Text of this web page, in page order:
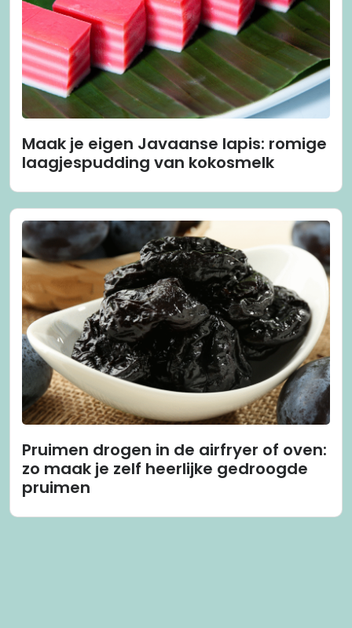
Maak je eigen Javaanse lapis: romige
laagjespudding van kokosmelk
Pruimen drogen in de airfryer of oven:
zo maak je zelf heerlijke gedroogde
pruimen